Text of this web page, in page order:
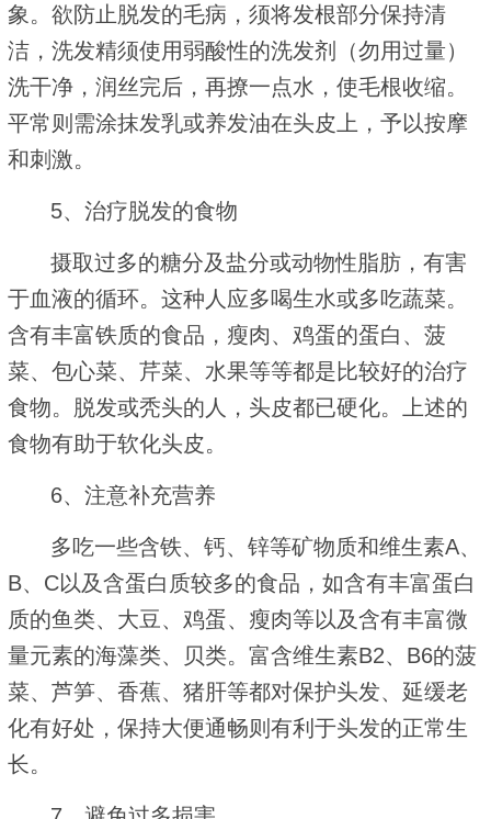
象。欲防止脱发的毛病，须将发根部分保持清
洁，洗发精须使用弱酸性的洗发剂（勿用过量）
洗干净，润丝完后，再撩一点水，使毛根收缩。
平常则需涂抹发乳或养发油在头皮上，予以按摩
和刺激。
5、治疗脱发的食物
摄取过多的糖分及盐分或动物性脂肪，有害
于血液的循环。这种人应多喝生水或多吃蔬菜。
含有丰富铁质的食品，瘦肉、鸡蛋的蛋白、菠
菜、包心菜、芹菜、水果等等都是比较好的治疗
食物。脱发或秃头的人，头皮都已硬化。上述的
食物有助于软化头皮。
6、注意补充营养
多吃一些含铁、钙、锌等矿物质和维生素A、
B、C以及含蛋白质较多的食品，如含有丰富蛋白
质的鱼类、大豆、鸡蛋、瘦肉等以及含有丰富微
量元素的海藻类、贝类。富含维生素B2、B6的菠
菜、芦笋、香蕉、猪肝等都对保护头发、延缓老
化有好处，保持大便通畅则有利于头发的正常生
长。